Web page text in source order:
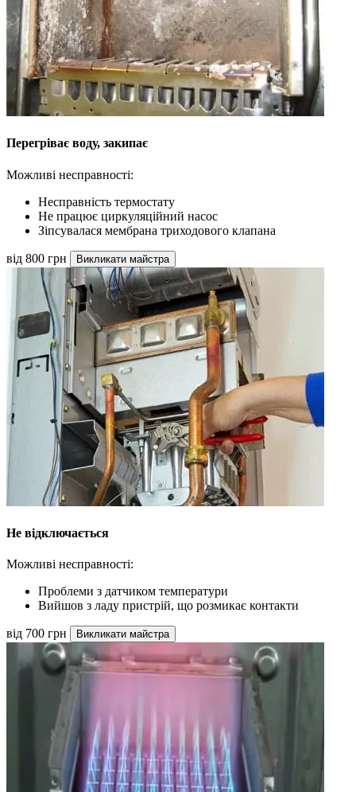
Перегріває воду, закипає
Можливі несправності:
Несправність термостату
Не працює циркуляційний насос
Зіпсувалася мембрана триходового клапана
від 800 грн Викликати майстра
Не відключається
Можливі несправності:
Проблеми з датчиком температури
Вийшов з ладу пристрій, що розмикає контакти
від 700 грн Викликати майстра